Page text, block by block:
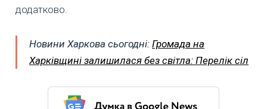
додатково.
Новини Харкова сьогодні: Громада на
Харківщині залишилася без світла: Перелік сіл